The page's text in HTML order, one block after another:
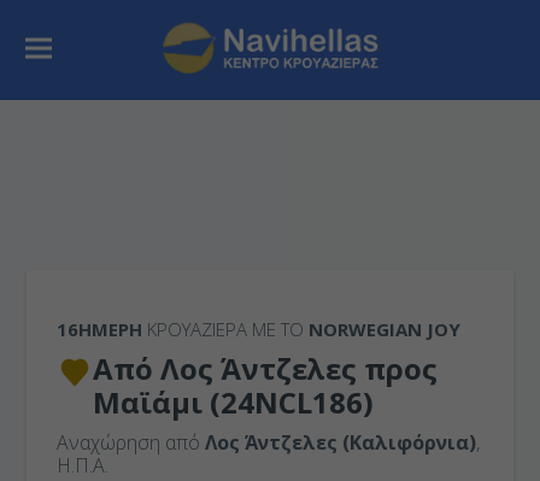
16ΉΜΕΡΗ ΚΡΟΥΑΖΙΕΡΑ ΜΕ ΤΟ NORWEGIAN JOY
Από Λος Άντζελες προς
Μαϊάμι (24NCL186)
Αναχώρηση απόΛος Άντζελες (Καλιφόρνια),
Η.Π.Α.